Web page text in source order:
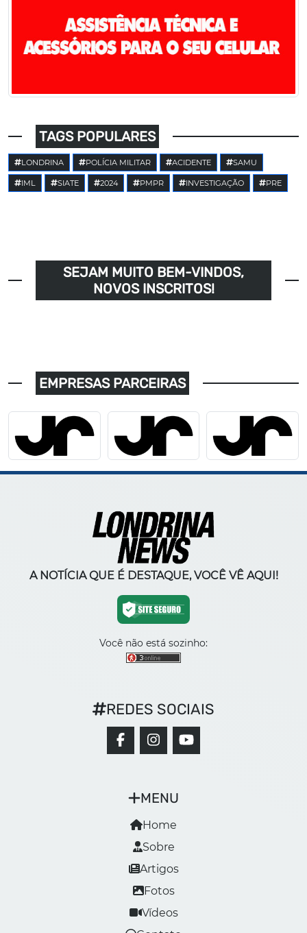
TAGS POPULARES
LONDRINA POLÍCIA MILITAR ACIDENTE SAMU
IML SIATE 2024 PMPR INVESTIGAÇÃO PRE
SEJAM MUITO BEM-VINDOS,
NOVOS INSCRITOS!
EMPRESAS PARCEIRAS
A NOTÍCIA QUE É DESTAQUE, VOCÊ VÊ AQUI!
Você não está sozinho:
MENU
Home
Sobre
Artigos
Fotos
Vídeos
REDES SOCIAIS